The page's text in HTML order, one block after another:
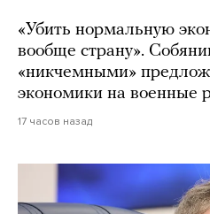
«Убить нормальную
вообще страну».
«никчемными»
экономики на военные
17 часов назад